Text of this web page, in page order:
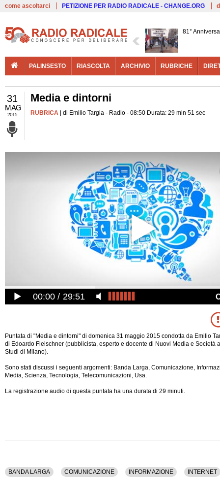
come ascoltarci PETIZIONE PER RADIO RADICALE - CHANGE.ORG
81°
PALINSESTO RIASCOLTA ARCHIVIO RUBRICHE
31
MAG
2015
Media e dintorni
RUBRICA | di Emilio Targia - Radio - 08:50 Durata: 29 min 51 sec
00:00 29:51
Puntata di "Media e dintorni" di domenica 31 maggio 2015 condotta da Emilio
di Edoardo Fleischner (pubblicista, esperto e docente di Nuovi Media e Società
Studi di Milano).
Sono stati discussi i seguenti argomenti: Banda Larga, Comunicazione,
Media, Scienza, Tecnologia, Telecomunicazioni, Usa.
La registrazione audio di questa puntata ha una durata di 29 minuti.
BANDA LARGA COMUNICAZIONE INFORMAZIONE INTERNET